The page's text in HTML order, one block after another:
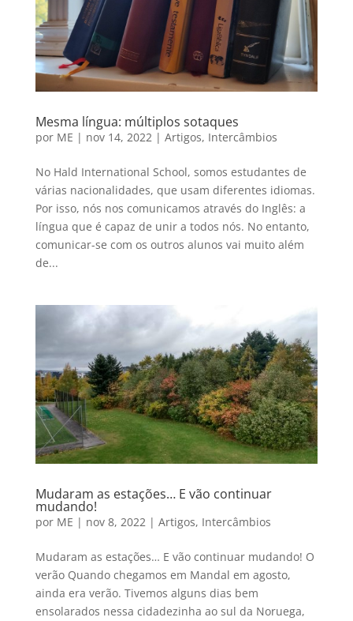
Mesma língua: múltiplos sotaques
por ME | nov 14, 2022| Artigos, Intercâmbios
No Hald International School, somos estudantes de
várias nacionalidades, que usam diferentes idiomas.
Por isso, nós nos comunicamos através do Inglês: a
língua que é capaz de unir a todos nós. No entanto,
comunicar-se com os outros alunos vai muito além
de...
Mudaram as estações… E vão continuar
mudando!
por ME | nov 8, 2022| Artigos, Intercâmbios
Mudaram as estações… E vão continuar mudando! O
verão Quando chegamos em Mandal em agosto,
ainda era verão. Tivemos alguns dias bem
ensolarados nessa cidadezinha ao sul da Noruega,